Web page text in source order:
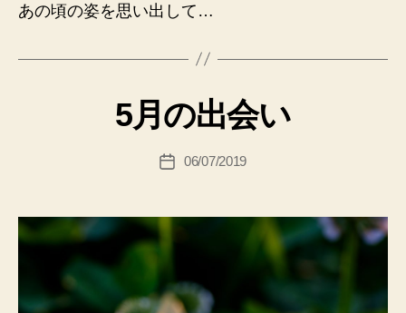
あの頃の姿を思い出して…
5月の出会い
投 06/07/2019